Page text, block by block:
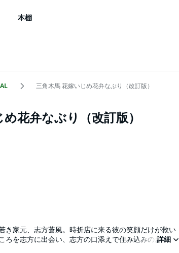
本棚
三角木馬 花嫁いじめ花弁なぶり（改訂版）
花弁なぶり（改訂版）
家元、志方蒼風。時折店に来る彼の笑顔だけが救い
ろを志方に出会い、志方の口添えで住み込みのお手伝
詳細